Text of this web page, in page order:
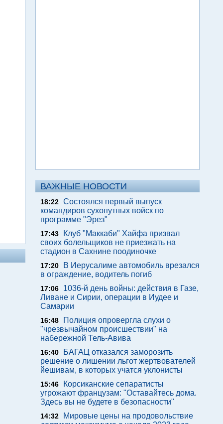
ВАЖНЫЕ НОВОСТИ
18:22 Состоялся первый выпуск
командиров сухопутных войск по
программе "Эрез"
17:43
Клуб "Маккаби" Хайфа призвал
своих болельщиков не приезжать на
стадион в Сахнине поодиночке
17:20
В Иерусалиме автомобиль врезался
в ограждение, водитель погиб
17:06
1036-й день войны: действия в Газе,
Ливане и Сирии, операции в Иудее и
Самарии
16:48
Полиция опровергла слухи о
"чрезвычайном происшествии" на
набережной Тель-Авива
16:40
БАГАЦ отказался заморозить
решение о лишении льгот жертвователей
йешивам, в которых учатся уклонисты
15:46
Корсиканские сепаратисты
угрожают французам: "Оставайтесь дома.
Здесь вы не будете в безопасности"
14:32
Мировые цены на продовольствие